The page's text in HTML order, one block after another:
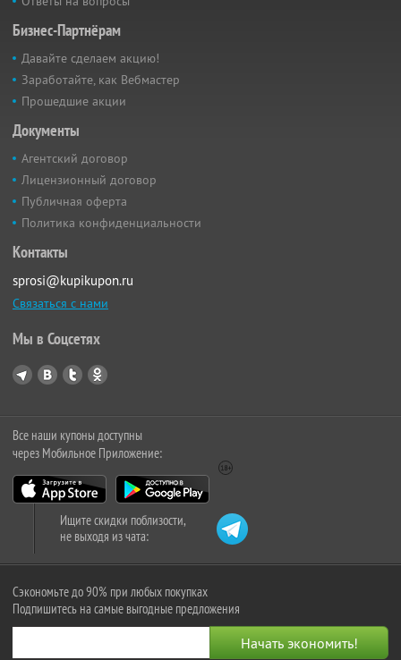
Бизнес-Партнёрам
Давайте сделаем акцию!
Заработайте, как Вебмастер
Прошедшие акции
Документы
Агентский договор
Лицензионный договор
Публичная оферта
Политика конфиденциальности
Контакты
sprosi@kupikupon.ru
Связаться с нами
Мы в Соцсетях
Все наши купоны доступны
через Мобильное Приложение:
Ищите скидки поблизости,
не выходя из чата:
Сэкономьте до 90% при любых покупках
Подпишитесь на самые выгодные предложения